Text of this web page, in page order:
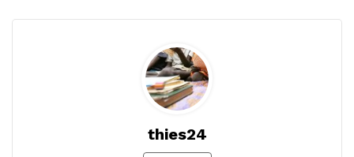
thies24